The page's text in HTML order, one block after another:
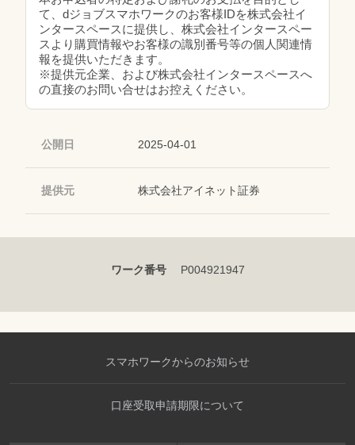
て、dジョブスマホワークのお客様IDを株式会社イ
ンタースペースに提供し、株式会社インタースペー
スより購買情報やお客様の識別番号等の個人関連情
報を提供いただきます。
※提供元企業、および株式会社インタースペースへ
の直接のお問い合せはお控えください。
公開日 2025-04-01
提供元 株式会社アイネット証券
ワーク番号 P004921947
スマホワークからのお知らせ
口座受取申請期限について